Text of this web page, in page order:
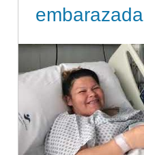
embarazada